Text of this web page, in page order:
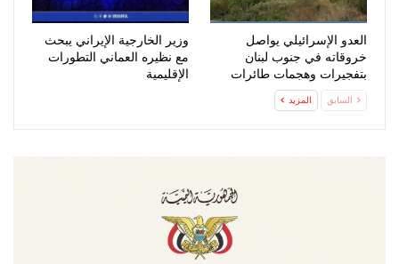
العدو الإسرائيلي يواصل
خروقاته في جنوب لبنان
بتفجيرات وهجمات طائرات
وزير الخارجية الإيراني يبحث
مع نظيره العماني التطورات
الإقليمية
السابق المزيد